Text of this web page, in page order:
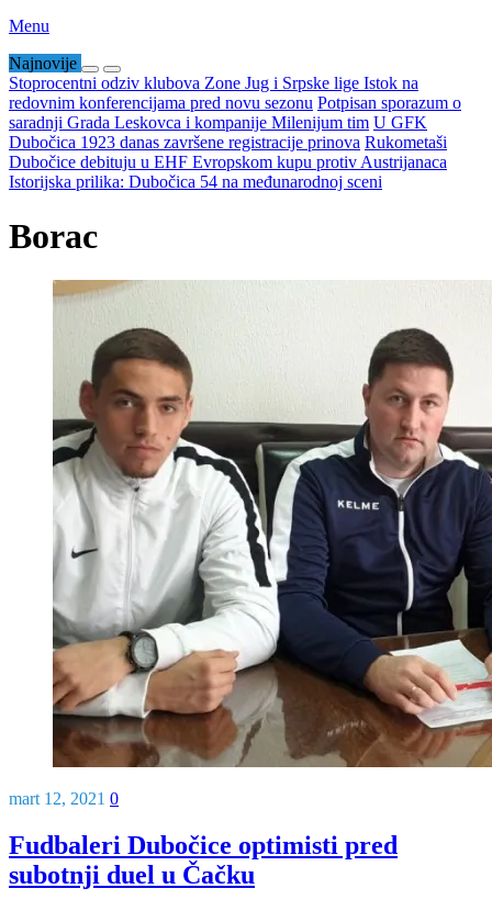
Menu
Najnovije
Stoprocentni odziv klubova Zone Jug i Srpske lige Istok na
redovnim konferencijama pred novu sezonu Potpisan sporazum o
saradnji Grada Leskovca i kompanije Milenijum tim U GFK
Dubočica 1923 danas završene registracije prinova Rukometaši
Dubočice debituju u EHF Evropskom kupu protiv Austrijanaca
Istorijska prilika: Dubočica 54 na međunarodnoj sceni
Borac
mart 12, 2021 0
Fudbaleri Dubočice optimisti pred
subotnji duel u Čačku